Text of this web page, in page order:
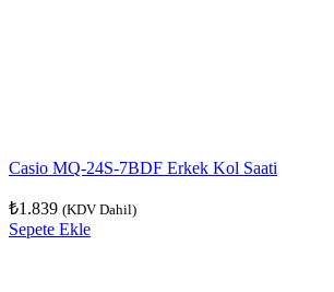
Casio MQ-24S-7BDF Erkek Kol Saati
₺1.839 (KDV Dahil)
Sepete Ekle